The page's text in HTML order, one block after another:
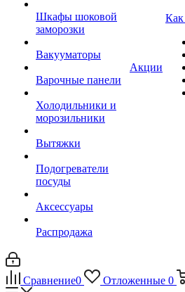
Шкафы шоковой
заморозки
Вакууматоры
Варочные панели
Холодильники и
морозильники
Вытяжки
Подогреватели
посуды
Аксессуары
Распродажа
Акции
Как
Сравнение0 Отложенные 0